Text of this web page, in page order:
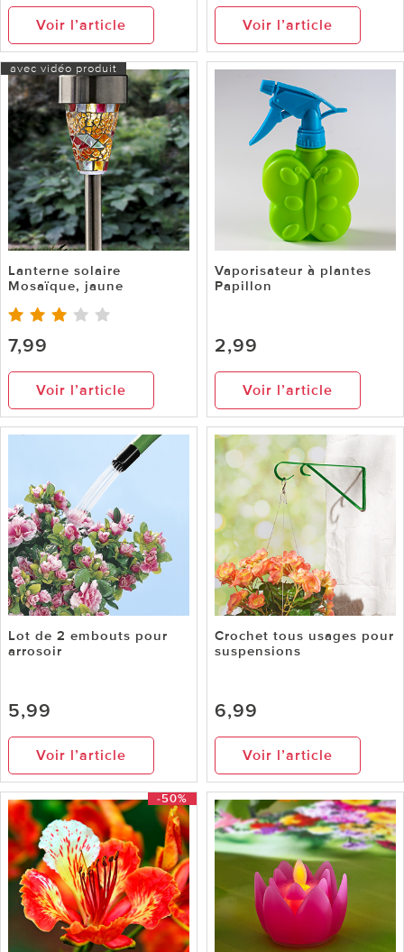
Voir l’article Voir l’article
avec vidéo produit
Lanterne solaire
Mosaïque, jaune
7,99
Voir l’article
Vaporisateur à plantes
Papillon
2,99
Voir l’article
Lot de 2 embouts pour
arrosoir
5,99
Voir l’article
Crochet tous usages pour
suspensions
6,99
Voir l’article
-50%